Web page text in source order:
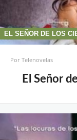
EL SEÑOR DE LOS
PorTelenovelas
El Señor